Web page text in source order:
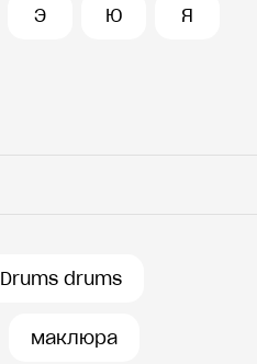
Э Ю Я
Drums drums
маклюра